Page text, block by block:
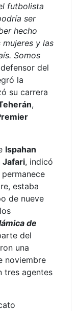
futbolista
ser
hecho
y las
Somos
del
la
su carrera
,
Ispahan
Jafari, indicó
estaba
de nueve
de
del
una
noviembre
tres agentes